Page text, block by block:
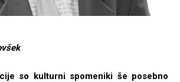
so kulturni spomeniki še posebno